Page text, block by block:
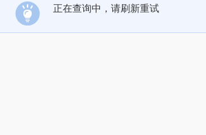
正在查询中，请刷新重试